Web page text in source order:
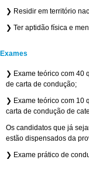
❯ Residir em território
❯ Ter aptidão física e
Exames
❯ Exame teórico com 40
de carta de condução;
❯ Exame teórico com 10
carta de condução de
Os candidatos que já
estão dispensados da
❯ Exame prático de